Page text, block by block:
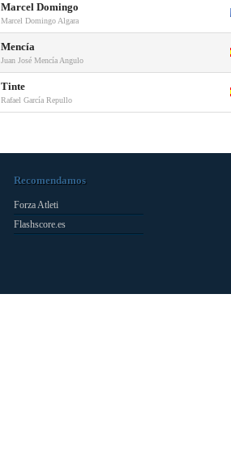
Marcel Domingo
Marcel Domingo Algara
Mencía
Juan José Mencía Angulo
Tinte
Rafael García Repullo
Recomendamos
Forza Atleti
Flashscore.es